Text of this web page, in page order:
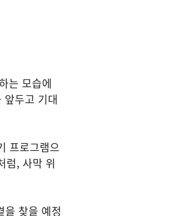
는 모습에
두고 기대
프로그램으
럼, 사막 위
을 찾을 예정